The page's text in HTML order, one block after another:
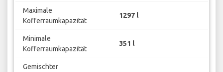
Maximale
Kofferraumkapazität
1297 l
Minimale
Kofferraumkapazität
351 l
Gemischter